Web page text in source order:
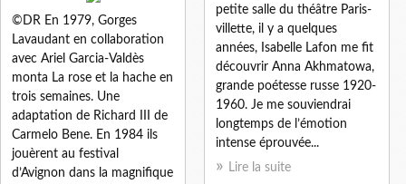
©DR En 1979, Gorges
Lavaudant en collaboration
avec Ariel Garcia-Valdès
monta La rose et la hache en
trois semaines. Une
adaptation de Richard III de
Carmelo Bene. En 1984 ils
jouèrent au festival
d’Avignon dans la magnifique
petite salle du théâtre Paris-
villette, il y a quelques
années, Isabelle Lafon me fit
découvrir Anna Akhmatowa,
grande poétesse russe 1920-
1960. Je me souviendrai
longtemps de l’émotion
intense éprouvée...
Lire la suite